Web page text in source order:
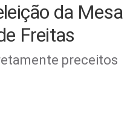
da Mesa
Freitas
preceitos